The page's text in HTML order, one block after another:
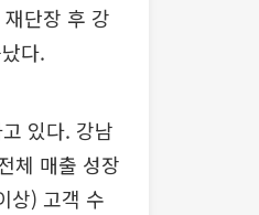
단장 후 강
다.
있다. 강남
체 매출 성장
상) 고객 수